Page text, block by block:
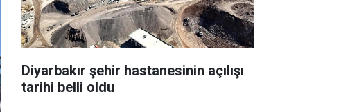
Diyarbakır şehir hastanesinin açılışı
tarihi belli oldu